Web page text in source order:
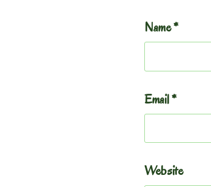
Name*
Email*
Website